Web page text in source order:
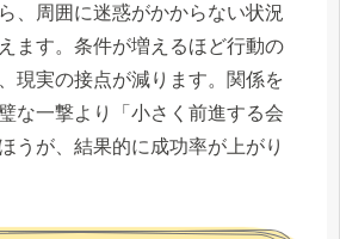
、周囲に迷惑がかからない状況
ます。条件が増えるほど行動の
現実の接点が減ります。関係を
な一撃より「小さく前進する会
うが、結果的に成功率が上がり